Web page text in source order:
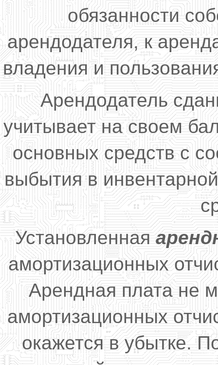
обязанности
арендодателя, к
владения и
Арендодатель
учитывает на своем
основных средств с
выбытия в
Установленная
амортизационных
Арендная плата не
амортизационных
окажется в убытке.